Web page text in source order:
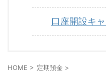
口座開設キ
HOME > 定期預金 >